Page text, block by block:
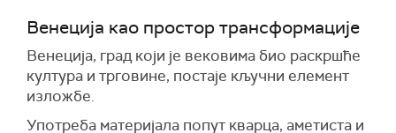
Венеција као простор трансформације
Венеција, град који је вековима био раскршће
култура и трговине, постаје кључни елемент
изложбе.
Употреба материјала попут кварца, аметиста и